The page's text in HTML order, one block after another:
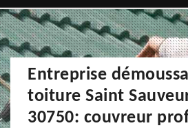
Entreprise
toiture Saint
30750: couvreur